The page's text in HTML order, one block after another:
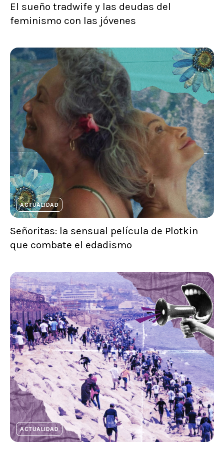
El sueño tradwife y las deudas del
feminismo con las jóvenes
ACTUALIDAD
Señoritas: la sensual película de Plotkin
que combate el edadismo
ACTUALIDAD